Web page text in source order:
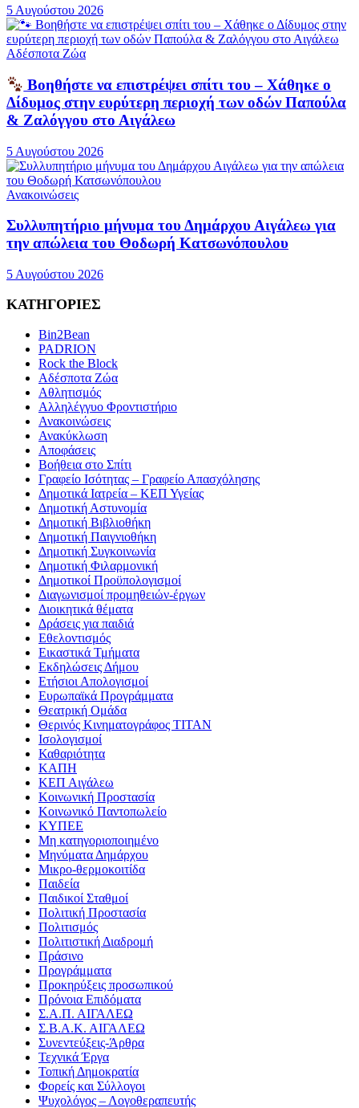
5 Αυγούστου 2026
Αδέσποτα Ζώα
Βοηθήστε να επιστρέψει σπίτι του – Χάθηκε ο
Δίδυμος στην ευρύτερη περιοχή των οδών Παπούλα
& Ζαλόγγου στο Αιγάλεω
5 Αυγούστου 2026
Ανακοινώσεις
Συλλυπητήριο μήνυμα του Δημάρχου Αιγάλεω για
την απώλεια του Θοδωρή Κατσωνόπουλου
5 Αυγούστου 2026
ΚΑΤΗΓΟΡΙΕΣ
Bin2Bean
PADRION
Rock the Block
Αδέσποτα Ζώα
Αθλητισμός
Αλληλέγγυο Φροντιστήριο
Ανακοινώσεις
Ανακύκλωση
Αποφάσεις
Βοήθεια στο Σπίτι
Γραφείο Ισότητας – Γραφείο Απασχόλησης
Δημοτικά Ιατρεία – ΚΕΠ Υγείας
Δημοτική Αστυνομία
Δημοτική Βιβλιοθήκη
Δημοτική Παιγνιοθήκη
Δημοτική Συγκοινωνία
Δημοτική Φιλαρμονική
Δημοτικοί Προϋπολογισμοί
Διαγωνισμοί προμηθειών-έργων
Διοικητικά θέματα
Δράσεις για παιδιά
Εθελοντισμός
Εικαστικά Τμήματα
Εκδηλώσεις Δήμου
Ετήσιοι Απολογισμοί
Ευρωπαϊκά Προγράμματα
Θεατρική Ομάδα
Θερινός Κινηματογράφος ΤΙΤΑΝ
Ισολογισμοί
Καθαριότητα
ΚΑΠΗ
ΚΕΠ Αιγάλεω
Κοινωνική Προστασία
Κοινωνικό Παντοπωλείο
ΚΥΠΕΕ
Μη κατηγοριοποιημένο
Μηνύματα Δημάρχου
Μικρο-θερμοκοιτίδα
Παιδεία
Παιδικοί Σταθμοί
Πολιτική Προστασία
Πολιτισμός
Πολιτιστική Διαδρομή
Πράσινο
Προγράμματα
Προκηρύξεις προσωπικού
Πρόνοια Επιδόματα
Σ.Α.Π. ΑΙΓΑΛΕΩ
Σ.Β.Α.Κ. ΑΙΓΑΛΕΩ
Συνεντεύξεις-Άρθρα
Τεχνικά Έργα
Τοπική Δημοκρατία
Φορείς και Σύλλογοι
Ψυχολόγος – Λογοθεραπευτής